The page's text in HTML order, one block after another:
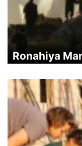
Ronahiya